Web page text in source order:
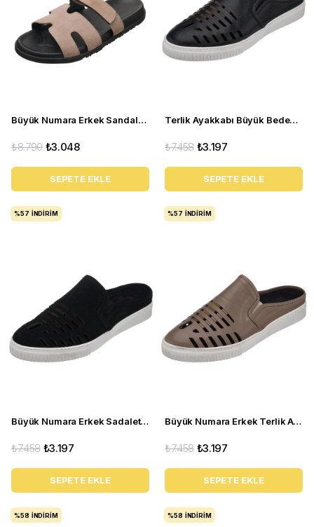
Büyük Numara Erkek Sandalet Terlik - PASA108 Antrasit
₺3.048
₺8.790
SEPETE EKLE
Terlik Ayakkabı Büyük Beden - Kaan-07 Siyah Deri
₺3.197
₺7.458
SEPETE EKLE
Büyük Numara Erkek Sadalet Terlik Ayakkabı - Kaan-07 Siyah
₺3.197
₺7.458
SEPETE EKLE
%57 İNDIRIM
Büyük Numara Erkek Terlik Ayakkabı - Kaan-07 Vizon
₺3.197
₺7.458
SEPETE EKLE
%57 İNDIRIM
%58 İNDIRIM %58 İNDIRIM